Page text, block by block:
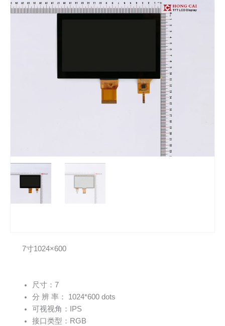
7寸1024×600
尺寸：7
分 辨 率： 1024*600 dots
可视视角：IPS
接口类型：RGB